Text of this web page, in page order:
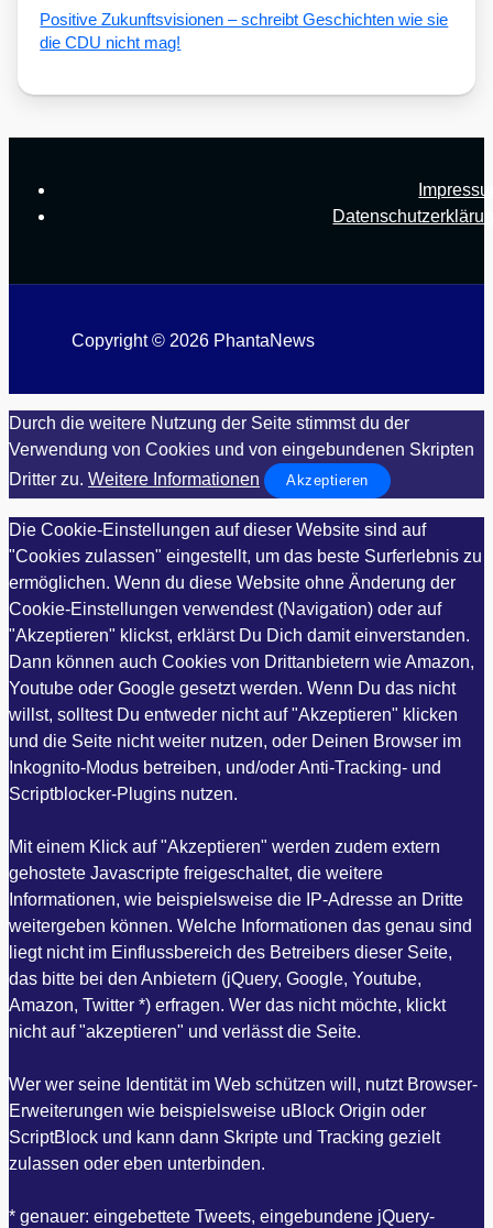
Posi­ti­ve Zukunfts­vi­sio­nen – schreibt Geschich­ten wie sie
die CDU nicht mag!
Copyright © 2026 PhantaNews
Durch die weitere Nutzung der Seite stimmst du der
Verwendung von Cookies und von eingebundenen Skripten
Dritter zu. Weitere Informationen Akzeptieren
Die Cookie-Einstellungen auf dieser Website sind auf
"Cookies zulassen" eingestellt, um das beste Surferlebnis zu
ermöglichen. Wenn du diese Website ohne Änderung der
Cookie-Einstellungen verwendest (Navigation) oder auf
"Akzeptieren" klickst, erklärst Du Dich damit einverstanden.
Dann können auch Cookies von Drittanbietern wie Amazon,
Youtube oder Google gesetzt werden. Wenn Du das nicht
willst, solltest Du entweder nicht auf "Akzeptieren" klicken
und die Seite nicht weiter nutzen, oder Deinen Browser im
Inkognito-Modus betreiben, und/oder Anti-Tracking- und
Scriptblocker-Plugins nutzen.
Mit einem Klick auf "Akzeptieren" werden zudem extern
gehostete Javascripte freigeschaltet, die weitere
Informationen, wie beispielsweise die IP-Adresse an Dritte
weitergeben können. Welche Informationen das genau sind
liegt nicht im Einflussbereich des Betreibers dieser Seite,
das bitte bei den Anbietern (jQuery, Google, Youtube,
Amazon, Twitter *) erfragen. Wer das nicht möchte, klickt
nicht auf "akzeptieren" und verlässt die Seite.
Wer wer seine Identität im Web schützen will, nutzt Browser-
Erweiterungen wie beispielsweise uBlock Origin oder
ScriptBlock und kann dann Skripte und Tracking gezielt
zulassen oder eben unterbinden.
* genauer: eingebettete Tweets, eingebundene jQuery-